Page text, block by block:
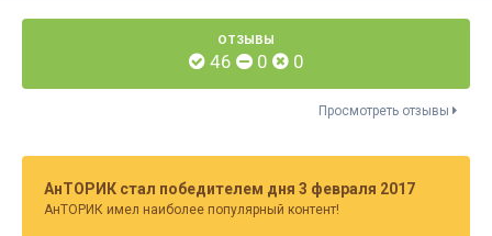
ОТЗЫВЫ
46 0 0
Просмотреть отзывы
АнТОРИК стал победителем дня 3 февраля 2017
АнТОРИК имел наиболее популярный контент!